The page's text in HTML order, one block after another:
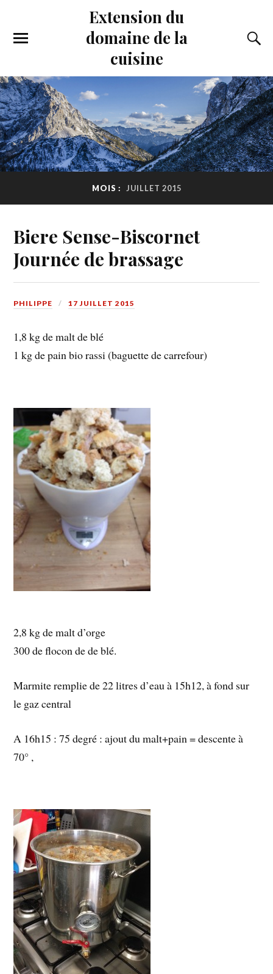
Extension du
domaine de la
cuisine
MOIS : JUILLET 2015
Biere Sense-Biscornet
Journée de brassage
PHILIPPE 17 JUILLET 2015
1,8 kg de malt de blé
1 kg de pain bio rassi (baguette de carrefour)
2,8 kg de malt d’orge
300 de flocon de de blé.
Marmite remplie de 22 litres d’eau à 15h12, à fond sur
le gaz central
A 16h15 : 75 degré : ajout du malt+pain = descente à
70° ,